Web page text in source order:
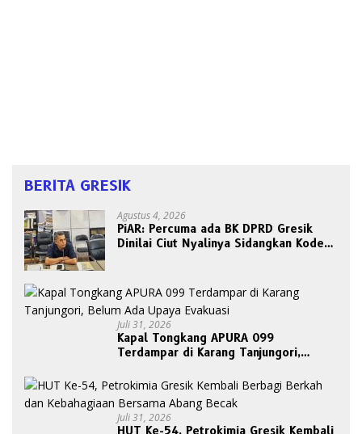
BERITA GRESIK
Agustus 4, 2026
PiAR: Percuma ada BK DPRD Gresik
Dinilai Ciut Nyalinya Sidangkan Kode
Juli 31, 2026
Kapal Tongkang APURA 099
Terdampar di Karang Tanjungori,
Juli 31, 2026
HUT Ke-54, Petrokimia Gresik Kembali